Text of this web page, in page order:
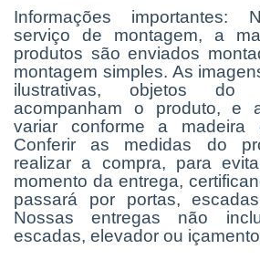
Informações importantes:
serviço de montagem, a
produtos são enviados
montagem simples. As
ilustrativas, objetos do
acompanham o produto, e
variar conforme a madeira
Conferir as medidas do
realizar a compra, para
momento da entrega,
passará por portas,
Nossas entregas não
escadas, elevador ou